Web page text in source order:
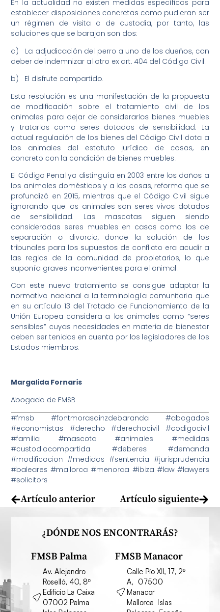
En la actualidad no existen medidas específicas para
establecer disposiciones concretas como pudieran ser
un régimen de visita o de custodia, por tanto, las
soluciones que se barajan son dos:
a) La adjudicación del perro a uno de los dueños, con
deber de indemnizar al otro ex art. 404 del Código Civil.
b) El disfrute compartido.
Esta resolución es una manifestación de la propuesta
de modificación sobre el tratamiento civil de los
animales para dejar de considerarlos bienes muebles
y tratarlos como seres dotados de sensibilidad. La
actual regulación de los bienes del Código Civil dota a
los animales del estatuto jurídico de cosas, en
concreto con la condición de bienes muebles.
El Código Penal ya distinguía en 2003 entre los daños a
los animales domésticos y a las cosas, reforma que se
profundizó en 2015, mientras que el Código Civil sigue
ignorando que los animales son seres vivos dotados
de sensibilidad. Las mascotas siguen siendo
consideradas seres muebles en casos como los de
separación o divorcio, donde la solución de los
tribunales para los supuestos de conflicto era acudir a
las reglas de la comunidad de propietarios, lo que
suponía graves inconvenientes para el animal.
Con este nuevo tratamiento se consigue adaptar la
normativa nacional a la terminología comunitaria que
en su artículo 13 del Tratado de Funcionamiento de la
Unión Europea considera a los animales como “seres
sensibles” cuyas necesidades en materia de bienestar
deben ser tenidas en cuenta por los legisladores de los
Estados miembros.
Margalida Fornaris
Abogada de FMSB
#fmsb #fontmorasainzdebaranda #abogados
#economistas #derecho #derechocivil #codigocivil
#familia #mascota #animales #medidas
#custodiacompartida #deberes #demanda
#modificacion #medidas #sentencia #jurisprudencia
#baleares #mallorca #menorca #ibiza #law #lawyers
#solicitors
Artículo anterior Artículo siguiente
¿DÓNDE NOS ENCONTRARÁS?
FMSB Palma
Av. Alejandro
Roselló, 40, 8º
Edificio La Caixa
07002 Palma
FMSB Manacor
Calle Pío XII, 17, 2º
A, 07500
Manacor
Mallorca Islas